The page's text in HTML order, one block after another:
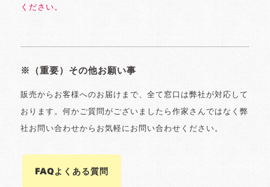
ください。
※（重要）その他お願い事
販売からお客様へのお届けまで、全て窓口は弊社が対応して
おります。何かご質問がございましたら作家さんではなく弊
社お問い合わせからお気軽にお問い合わせください。
FAQよくある質問